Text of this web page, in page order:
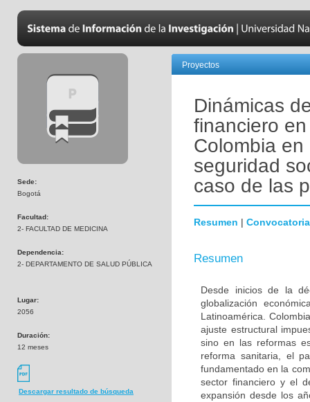
Sede:
Bogotá
Facultad:
2- FACULTAD DE MEDICINA
Dependencia:
2- DEPARTAMENTO DE SALUD PÚBLICA
Lugar:
2056
Duración:
12 meses
Descargar resultado de búsqueda
Proyectos
Dinámicas
financiero
Colombia
seguridad
caso de las
Resumen | Convocatoria
Resumen
Desde inicios de la
globalización
Latinoamérica.
ajuste estructural
sino en las reformas
reforma sanitaria, el
fundamentado en la
sector financiero y el
expansión desde los